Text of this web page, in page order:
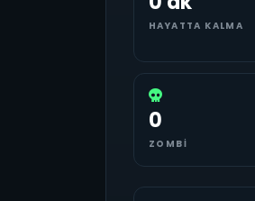
HAYATTA KALMA
0
ZOMBI